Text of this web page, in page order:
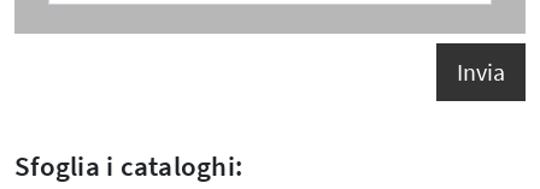
Invia
Sfoglia i cataloghi: